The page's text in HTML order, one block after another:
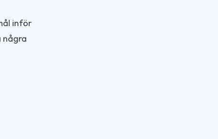
inför
några